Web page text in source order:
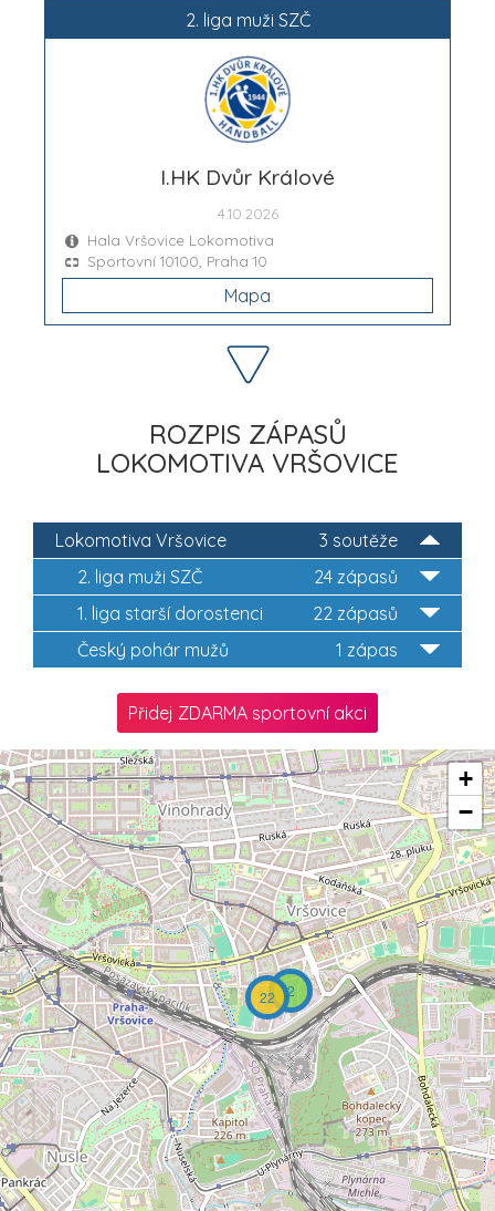
2. liga muži SZČ
I.HK Dvůr Králové
4.10.2026
Hala Vršovice Lokomotiva
Sportovní 10100, Praha 10
Mapa
ROZPIS ZÁPASŮ
LOKOMOTIVA VRŠOVICE
3 soutěže
Lokomotiva Vršovice
24 zápasů
2. liga muži SZČ
22 zápasů
1. liga starší dorostenci
1 zápas
Český pohár mužů
Přidej ZDARMA sportovní akci
2
22
+
−